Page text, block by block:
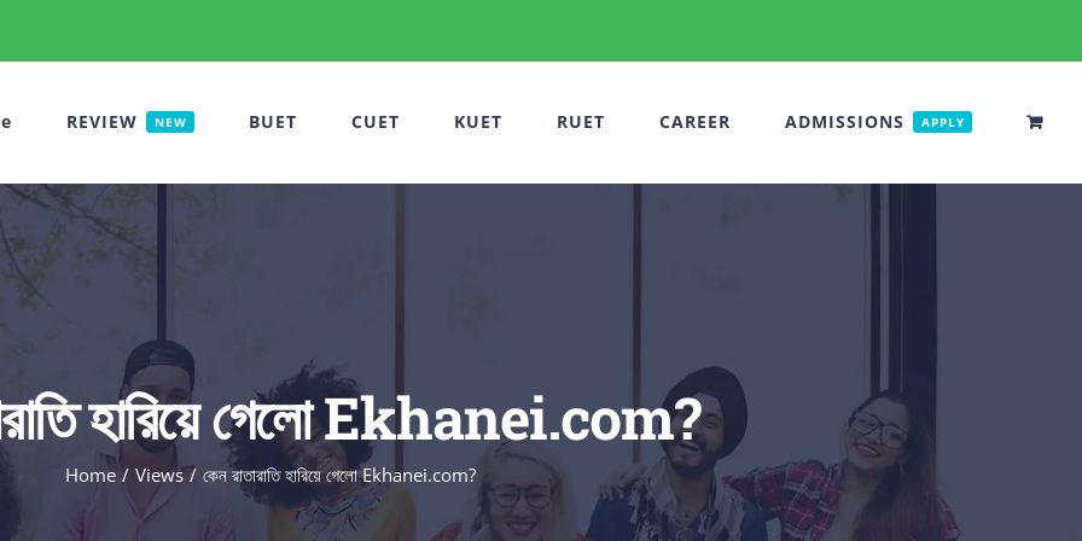
REVIEW NEW BUET CUET KUET RUET CAREER ADMISSIONS APPLY
হারিয়ে গেলো Ekhanei.com?
Home Views কেন রাতারাতি হারিয়ে গেলো Ekhanei.com?